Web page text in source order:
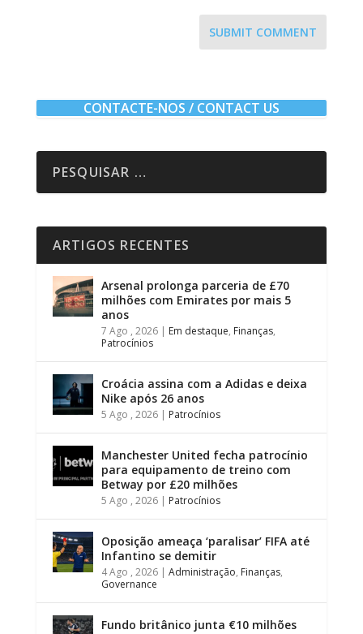
SUBMIT COMMENT
CONTACTE-NOS / CONTACT US
ARTIGOS RECENTES
Arsenal prolonga parceria de £70
milhões com Emirates por mais 5
anos
7 Ago , 2026| Em destaque, Finanças,
Patrocínios
Croácia assina com a Adidas e deixa
Nike após 26 anos
5 Ago , 2026| Patrocínios
Manchester United fecha patrocínio
para equipamento de treino com
Betway por £20 milhões
5 Ago , 2026| Patrocínios
Oposição ameaça ‘paralisar’ FIFA até
Infantino se demitir
4 Ago , 2026| Administração, Finanças,
Governance
Fundo britânico junta €10 milhões